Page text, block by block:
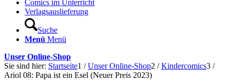
Comics im Unterricht
Verlagsauslieferung
Suche
Menü Menü
Unser Online-Shop
Sie sind hier: Startseite1 / Unser Online-Shop2 / Kindercomics3 /
Ariol 08: Papa ist ein Esel (Neuer Preis 2023)